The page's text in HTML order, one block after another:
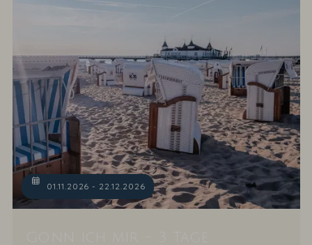
01.11.2026 - 22.12.2026